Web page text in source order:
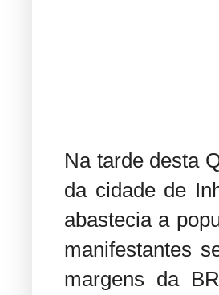
Na tarde desta
da cidade de
abastecia a
manifestantes
margens da